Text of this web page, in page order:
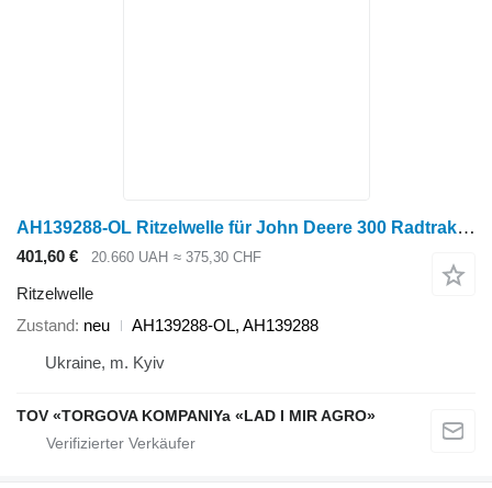
AH139288-OL Ritzelwelle für John Deere 300 Radtraktor
401,60 € 20.660 UAH ≈ 375,30 CHF
Ritzelwelle
Zustand neu
AH139288-OL, AH139288
Ukraine, m. Kyiv
TOV «TORGOVA KOMPANIYa «LAD I MIR AGRO»